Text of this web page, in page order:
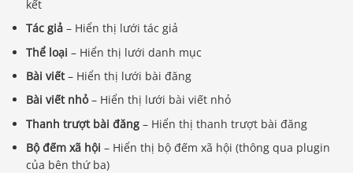
kết
Tác giả – Hiển thị lưới tác giả
Thể loại – Hiển thị lưới danh mục
Bài viết– Hiển thị lưới bài đăng
Bài viết nhỏ– Hiển thị lưới bài viết nhỏ
Thanh trượt bài đăng – Hiển thị thanh trượt bài đăng
Bộ đếm xã hội – Hiển thị bộ đếm xã hội (thông qua plugin
của bên thứ ba)